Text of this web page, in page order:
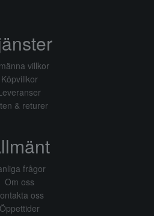
villkor
Köpvillkor
& returer
frågor
Om oss
oss
Öppettider